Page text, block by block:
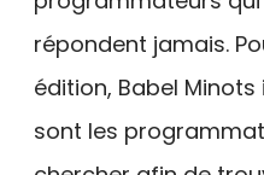
répondent jamais.
édition, Babel
sont les